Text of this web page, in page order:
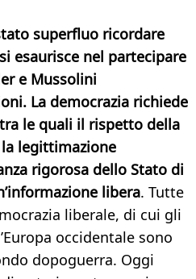
superfluo ricordare
esaurisce nel partecipare
e Mussolini
La democrazia richiede
le quali il rispetto della
legittimazione
rigorosa dello Stato di
libera. Tutte
liberale, di cui gli
occidentale sono
dopoguerra. Oggi